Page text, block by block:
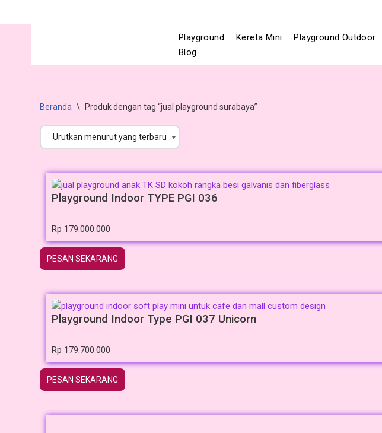
Playground Kereta Mini Playground Outdoor
Blog
Beranda \ Produk dengan tag “jual playground surabaya”
Playground Indoor TYPE PGI 036
Rp 179.000.000
PESAN SEKARANG
Playground Indoor Type PGI 037 Unicorn
Rp 179.700.000
PESAN SEKARANG